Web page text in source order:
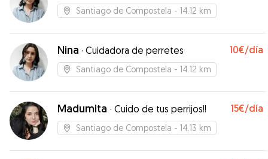
Santiago de Compostela - 14.12 km
Nina · Cuidadora de perretes 10€/día
Santiago de Compostela - 14.12 km
Madumita · Cuido de tus perrijos!! 15€/día
Santiago de Compostela - 14.13 km